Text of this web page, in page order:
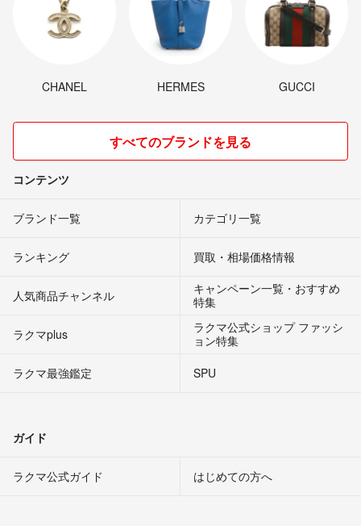
CHANEL HERMES GUCCI
すべてのブランドを見る
コンテンツ
ブランド一覧 カテゴリ一覧
ランキング 買取・相場価格情報
人気商品チャンネル
キャンペーン一覧・おすすめ
特集
ラクマplus
ラクマ公式ショップ ファッシ
ョン特集
ラクマ最強鑑定
SPU
ガイド
ラクマ公式ガイド はじめての方へ